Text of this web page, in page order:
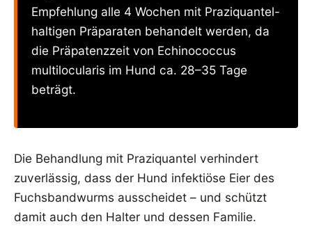
Empfehlung alle 4 Wochen mit Praziquantel-
haltigen Präparaten behandelt werden, da
die Präpatenzzeit von Echinococcus
multilocularis im Hund ca. 28–35 Tage
beträgt.
Die Behandlung mit Praziquantel verhindert
zuverlässig, dass der Hund infektiöse Eier des
Fuchsbandwurms ausscheidet – und schützt
damit auch den Halter und dessen Familie.